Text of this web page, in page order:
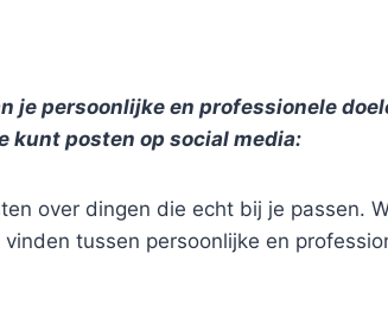
je persoonlijke en professionele
kunt posten op social media:
over dingen die echt bij je passen.
tussen persoonlijke en